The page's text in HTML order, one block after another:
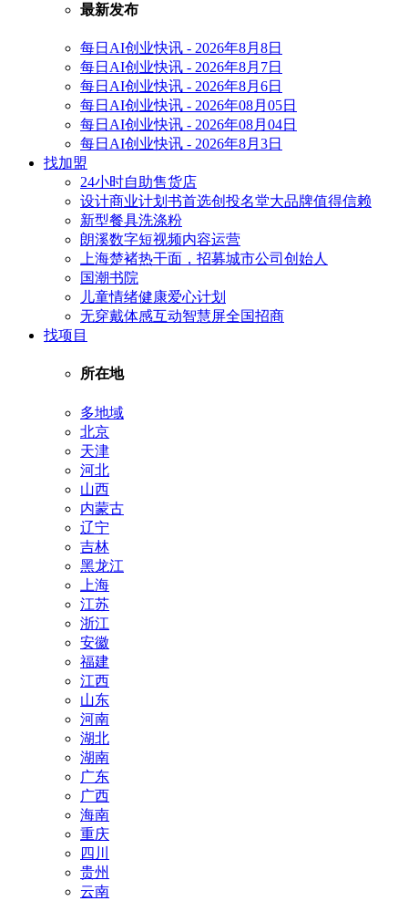
最新发布
每日AI创业快讯 - 2026年8月8日
每日AI创业快讯 - 2026年8月7日
每日AI创业快讯 - 2026年8月6日
每日AI创业快讯 - 2026年08月05日
每日AI创业快讯 - 2026年08月04日
每日AI创业快讯 - 2026年8月3日
找加盟
24小时自助售货店
设计商业计划书首选创投名堂大品牌值得信赖
新型餐具洗涤粉
朗溪数字短视频内容运营
上海楚褚热干面，招募城市公司创始人
国潮书院
儿童情绪健康爱心计划
无穿戴体感互动智慧屏全国招商
找项目
所在地
多地域
北京
天津
河北
山西
内蒙古
辽宁
吉林
黑龙江
上海
江苏
浙江
安徽
福建
江西
山东
河南
湖北
湖南
广东
广西
海南
重庆
四川
贵州
云南